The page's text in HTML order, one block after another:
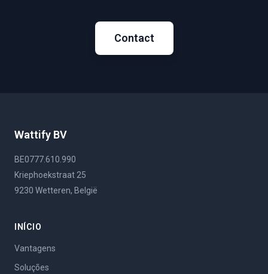
Contact
Wattify BV
BE0777.610.990
Kriephoekstraat 25
9230 Wetteren, België
INÍCIO
Vantagens
Soluções